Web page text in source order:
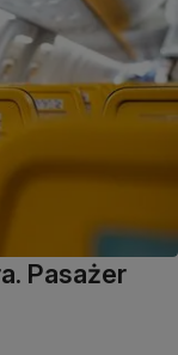
Pasażer